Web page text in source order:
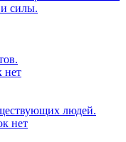
силы.
нет
людей.
нет